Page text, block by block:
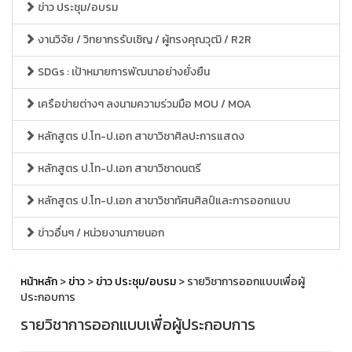
ข่าว ประชุม/อบรม
งานวิจัย / วิทยากรรับเชิญ / ผู้ทรงคุณวุฒิ / R2R
SDGs : เป้าหมายการพัฒนาอย่างยั่งยืน
เครือข่ายต่างๆ ลงนามความร่วมมือ MOU / MOA
หลักสูตร ป.โท-ป.เอก สาขาวิชาศิลปะการแสดง
หลักสูตร ป.โท-ป.เอก สาขาวิชาดนตรี
หลักสูตร ป.โท-ป.เอก สาขาวิชาทัศนศิลป์และการออกแบบ
ข่าวอื่นๆ / หน่วยงานภายนอก
หน้าหลัก>ข่าว>ข่าว ประชุม/อบรม> รายวิชาการออกแบบเพื่อผู้
ประกอบการ
รายวิชาการออกแบบเพื่อผู้ประกอบการ